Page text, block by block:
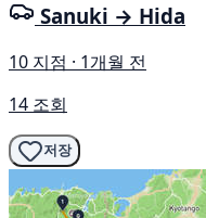
Sanuki → Hida
10 지점 · 1개월 전
14 조회
저장